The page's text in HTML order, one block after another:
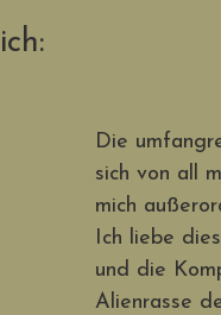
Die
sich von all
mich
Ich liebe
und die
Alienrasse